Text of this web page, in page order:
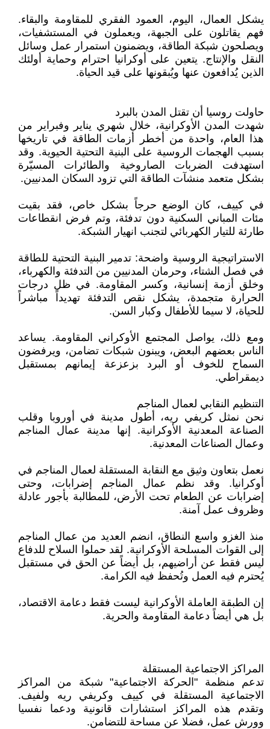
يشكل العمال، اليوم، العمود الفقري للمقاومة والبقاء.
فهم يقاتلون على الجبهة، ويعملون في المستشفيات،
ويصلحون شبكة الطاقة، ويضمنون استمرار عمل وسائل
النقل والإنتاج. يتعين على أوكرانيا احترام وحماية أولئك
الذين يُدافعون عنها ويُبقونها على قيد الحياة.
حاولت روسيا أن تقتل المدن بالبرد
شهدت المدن الأوكرانية، خلال شهري يناير وفبراير من
هذا العام، واحدة من أخطر أزمات الطاقة في تاريخها
بسبب الهجمات الروسية على البنية التحتية الحيوية. وقد
استهدفت الضربات الصاروخية والطائرات المسيّرة
بشكل متعمد منشآت الطاقة التي تزود السكان المدنيين.
في كييف، كان الوضع حرجاً بشكل خاص، فقد بقيت
مئات المباني السكنية دون تدفئة، وتم فرض انقطاعات
طارئة للتيار الكهربائي لتجنب انهيار الشبكة.
الاستراتيجية الروسية واضحة: تدمير البنية التحتية للطاقة
في فصل الشتاء، وحرمان المدنيين من التدفئة والكهرباء،
وخلق أزمة إنسانية، وكسر المقاومة. في ظل درجات
الحرارة متجمدة، يشكل نقص التدفئة تهديداً مباشراً
للحياة، لا سيما للأطفال وكبار السن.
ومع ذلك، يواصل المجتمع الأوكراني المقاومة. يساعد
الناس بعضهم البعض، ويبنون شبكات تضامن، ويرفضون
السماح للخوف أو البرد بزعزعة إيمانهم بمستقبل
ديمقراطي.
التنظيم النقابي لعمال المناجم
نحن نمثل كريفي ريه، أطول مدينة في أوروبا وقلب
الصناعة المعدنية الأوكرانية. إنها مدينة عمال المناجم
وعمال الصناعات المعدنية.
نعمل بتعاون وثيق مع النقابة المستقلة لعمال المناجم في
أوكرانيا. وقد نظم عمال المناجم إضرابات، وحتى
إضرابات عن الطعام تحت الأرض، للمطالبة بأجور عادلة
وظروف عمل آمنة.
منذ الغزو واسع النطاق، انضم العديد من عمال المناجم
إلى القوات المسلحة الأوكرانية. لقد حملوا السلاح للدفاع
ليس فقط عن أراضيهم، بل أيضاً عن الحق في مستقبل
يُحترم فيه العمل وتُحفظ فيه الكرامة.
إن الطبقة العاملة الأوكرانية ليست فقط دعامة الاقتصاد،
بل هي أيضاً دعامة المقاومة والحرية.
المراكز الاجتماعية المستقلة
تدعم منظمة "الحركة الاجتماعية" شبكة من المراكز
الاجتماعية المستقلة في كييف وكريفي ريه ولفيف.
وتقدم هذه المراكز استشارات قانونية ودعما نفسيا
وورش عمل، فضلا عن مساحة للتضامن.